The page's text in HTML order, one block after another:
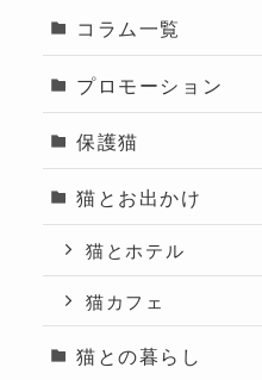
コラム一覧
プロモーション
保護猫
猫とお出かけ
猫とホテル
猫カフェ
猫との暮らし